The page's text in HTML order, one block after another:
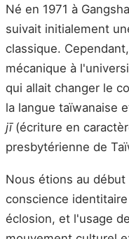
Né en 1971 à
suivait initialement
classique.
mécanique à
qui allait changer le
la langue taïwanaise
jī(écriture en
presbytérienne de
Nous étions au début
conscience
éclosion, et l'usage